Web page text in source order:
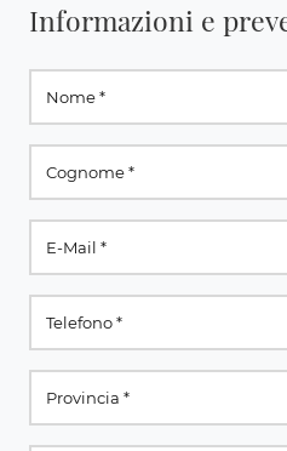
Informazioni e